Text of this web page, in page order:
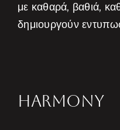
με καθαρά, βαθιά,
δημιουργούν
HARMONY